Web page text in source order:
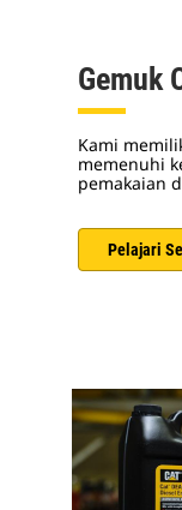
Gemuk
Kami
memenuhi
pemakaian
Pelajari